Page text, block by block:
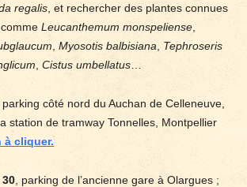
regalis , et rechercher des plantes connues
commeLeucanthemum monspeliense
Myosotis balbisiana
Tephroseris
,Cistus umbellatus
parking côté nord du Auchan de Celleneuve,
station de tramway Tonnelles, Montpellier
à cliquer.
, parking de l’ancienne gare à Olargues ;